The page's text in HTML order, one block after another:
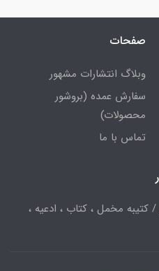
صفحات
وبلاگ انتشارات مشهور
سفارش عمده (بروشور
محصولات)
تماس با ما
/ کتیبه مخمل ، کتاب ، ادعیه ،